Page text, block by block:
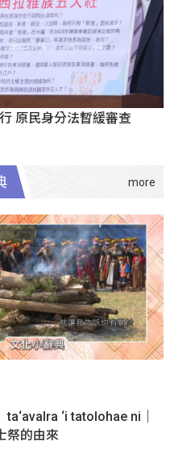
原民身分法暫緩審查
ta‘avalra ‘i tatolohae ni｜
祭的由來